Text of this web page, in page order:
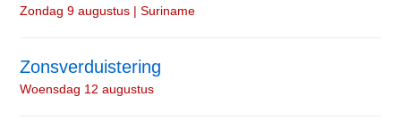
Zondag 9 augustus | Suriname
Zonsverduistering
Woensdag 12 augustus